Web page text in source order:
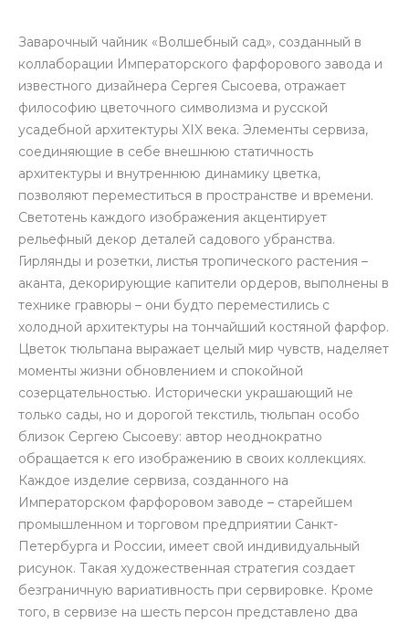
Заварочный чайник «Волшебный сад», созданный в
коллаборации Императорского фарфорового завода и
известного дизайнера Сергея Сысоева, отражает
философию цветочного символизма и русской
усадебной архитектуры XIX века. Элементы сервиза,
соединяющие в себе внешнюю статичность
архитектуры и внутреннюю динамику цветка,
позволяют переместиться в пространстве и времени.
Светотень каждого изображения акцентирует
рельефный декор деталей садового убранства.
Гирлянды и розетки, листья тропического растения –
аканта, декорирующие капители ордеров, выполнены в
технике гравюры – они будто переместились с
холодной архитектуры на тончайший костяной фарфор.
Цветок тюльпана выражает целый мир чувств, наделяет
моменты жизни обновлением и спокойной
созерцательностью. Исторически украшающий не
только сады, но и дорогой текстиль, тюльпан особо
близок Сергею Сысоеву: автор неоднократно
обращается к его изображению в своих коллекциях.
Каждое изделие сервиза, созданного на
Императорском фарфоровом заводе – старейшем
промышленном и торговом предприятии Санкт-
Петербурга и России, имеет свой индивидуальный
рисунок. Такая художественная стратегия создает
безграничную вариативность при сервировке. Кроме
того, в сервизе на шесть персон представлено два